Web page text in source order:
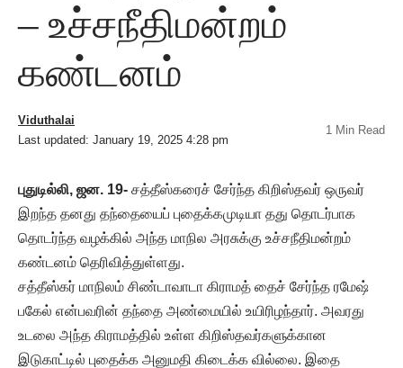
– உச்சநீதிமன்றம்
கண்டனம்
Last updated: January 19, 2025 4:28 pm
Viduthalai
1 Min Read
புதுடில்லி, ஜன. 19- சத்தீஸ்கரைச் சேர்ந்த கிறிஸ்தவர் ஒருவர்
இறந்த தனது தந்தையைப் புதைக்கமுடியா தது தொடர்பாக
தொடர்ந்த வழக்கில் அந்த மாநில அரசுக்கு உச்சநீதிமன்றம்
கண்டனம் தெரிவித்துள்ளது.
சத்தீஸ்கர் மாநிலம் சிண்டாவாடா கிராமத் தைச் சேர்ந்த ரமேஷ்
பகேல் என்பவரின் தந்தை அண்மையில் உயிரிழந்தார். அவரது
உடலை அந்த கிராமத்தில் உள்ள கிறிஸ்தவர்களுக்கான
இடுகாட்டில் புதைக்க அனுமதி கிடைக்க வில்லை. இதை